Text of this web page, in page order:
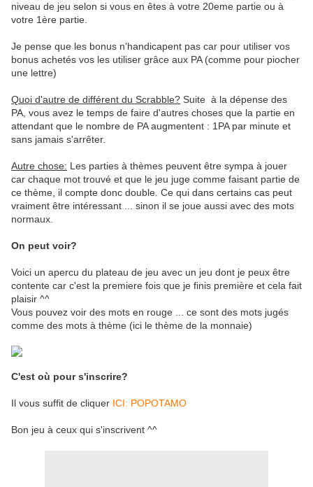
niveau de jeu selon si vous en êtes à votre 20eme partie ou à
votre 1ère partie.
Je pense que les bonus n'handicapent pas car pour utiliser vos
bonus achetés vos les utiliser grâce aux PA (comme pour piocher
une lettre)
Quoi d'autre de différent du Scrabble? Suite à la dépense des
PA, vous avez le temps de faire d'autres choses que la partie en
attendant que le nombre de PA augmentent : 1PA par minute et
sans jamais s'arrêter.
Autre chose: Les parties à thèmes peuvent être sympa à jouer
car chaque mot trouvé et que le jeu juge comme faisant partie de
ce thème, il compte donc double. Ce qui dans certains cas peut
vraiment être intéressant ... sinon il se joue aussi avec des mots
normaux.
On peut voir?
Voici un apercu du plateau de jeu avec un jeu dont je peux être
contente car c'est la premiere fois que je finis première et cela fait
plaisir ^^
Vous pouvez voir des mots en rouge ... ce sont des mots jugés
comme des mots à thème (ici le thème de la monnaie)
C'est où pour s'inscrire?
Il vous suffit de cliquer ICI: POPOTAMO
Bon jeu à ceux qui s'inscrivent ^^